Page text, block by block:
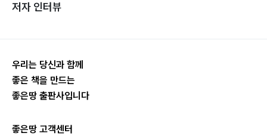
저자 인터뷰
우리는 당신과 함께
좋은 책을 만드는
좋은땅 출판사입니다
좋은땅 고객센터